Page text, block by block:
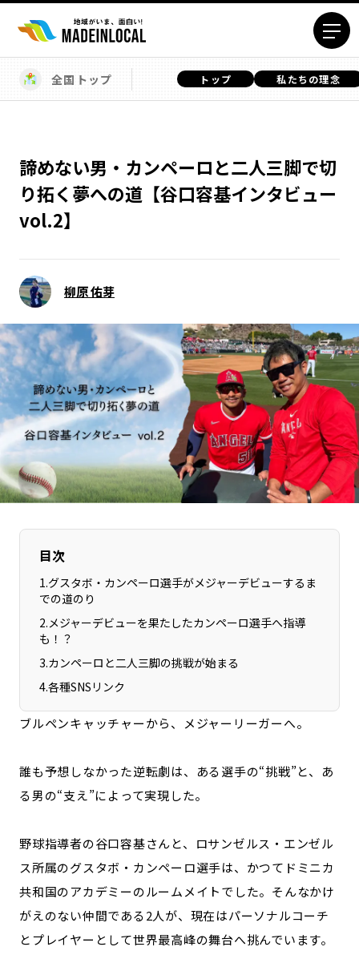
エリアから探す
岩手エリア
秋田エリア
山形エリア
福島エリア
茨城エリア
栃木エリア
埼玉エリア
千葉エリア
東京23区エリア
神奈川エリア
富山エリア
石川エリア
福井エリア
山梨エリア
長野エリア
岐阜エリア
静岡エリア
愛知エリア
三重エリア
滋賀エリア
京都エリア
大阪市エリア
北摂エリア
堺・泉州エリア
河内エリア
兵庫エリア
奈良エリア
和歌山エリア
鳥取エリア
岡山エリア
広島エリア
山口エリア
香川エリア
愛媛エリア
宮崎エリア
鹿児島エリア
特集コンテンツ
地域を代表する 企業100選
プレスリリース
行政連携記事
MILCプロジェクト
選出企業特別対談
Localist
SDGsの先駆者
飲食店
全国トップ トップ 私たちの理念
諦めない男・カンペーロと二人三脚で切
り拓く夢への道【谷口容基インタビュー
vol.2】
柳原 佑芽
目次
1.グスタボ・カンペーロ選手がメジャーデビューするま
での道のり
2.メジャーデビューを果たしたカンペーロ選手へ指導
も！？
3.カンペーロと二人三脚の挑戦が始まる
4.各種SNSリンク
ブルペンキャッチャーから、メジャーリーガーへ。
誰も予想しなかった逆転劇は、ある選手の“挑戦”と、あ
る男の“支え”によって実現した。
野球指導者の谷口容基さんと、ロサンゼルス・エンゼル
ス所属のグスタボ・カンペーロ選手は、かつてドミニカ
共和国のアカデミーのルームメイトでした。そんなかけ
がえのない仲間である2人が、現在はパーソナルコーチ
とプレイヤーとして世界最高峰の舞台へ挑んでいます。